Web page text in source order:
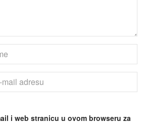
i web stranicu u ovom browseru za